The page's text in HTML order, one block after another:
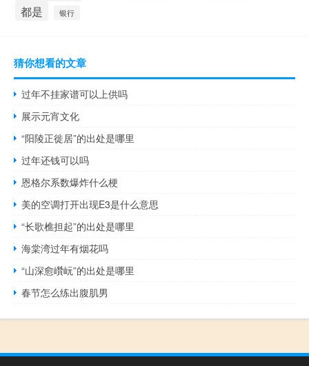
都是 银行
猜你想看的文章
过年不挂家谱可以上供吗
展示元宵文化
“阳陵正徙居”的出处是哪里
过年还钱可以吗
恩格尔系数爆炸什么梗
美的空调打开出现E3是什么意思
“长歌樵担起”的出处是哪里
海棠湾过年有烟花吗
“山深愈巑岏”的出处是哪里
春节怎么练出腹肌男